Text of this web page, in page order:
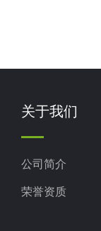
关于我们
公司简介
荣誉资质